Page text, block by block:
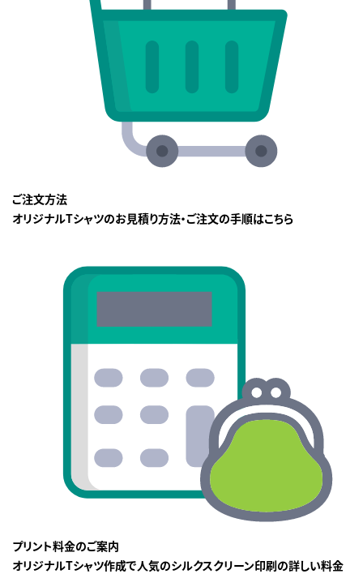
ご注文方法
オリジナルTシャツのお見積り方法・ご注文の手順はこちら
プリント料金のご案内
オリジナルTシャツ作成で人気のシルクスクリーン印刷の詳しい料金